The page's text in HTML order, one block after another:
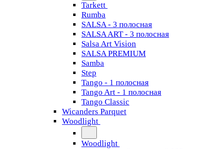
Tarkett
Rumba
SALSA - 3 полосная
SALSA ART - 3 полосная
Salsa Art Vision
SALSA PREMIUM
Samba
Step
Tango - 1 полосная
Tango Art - 1 полосная
Tango Classiс
Wicanders Parquet
Woodlight
Woodlight